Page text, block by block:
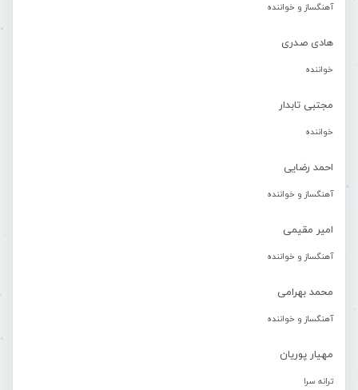
آهنگساز و خواننده
هادی صدری
خواننده
مجتبی تابدار
خواننده
احمد رضایی
آهنگساز و خواننده
امیر مقیمی
آهنگساز و خواننده
محمد بهرامی
آهنگساز و خواننده
مهیار پوریان
ترانه سرا